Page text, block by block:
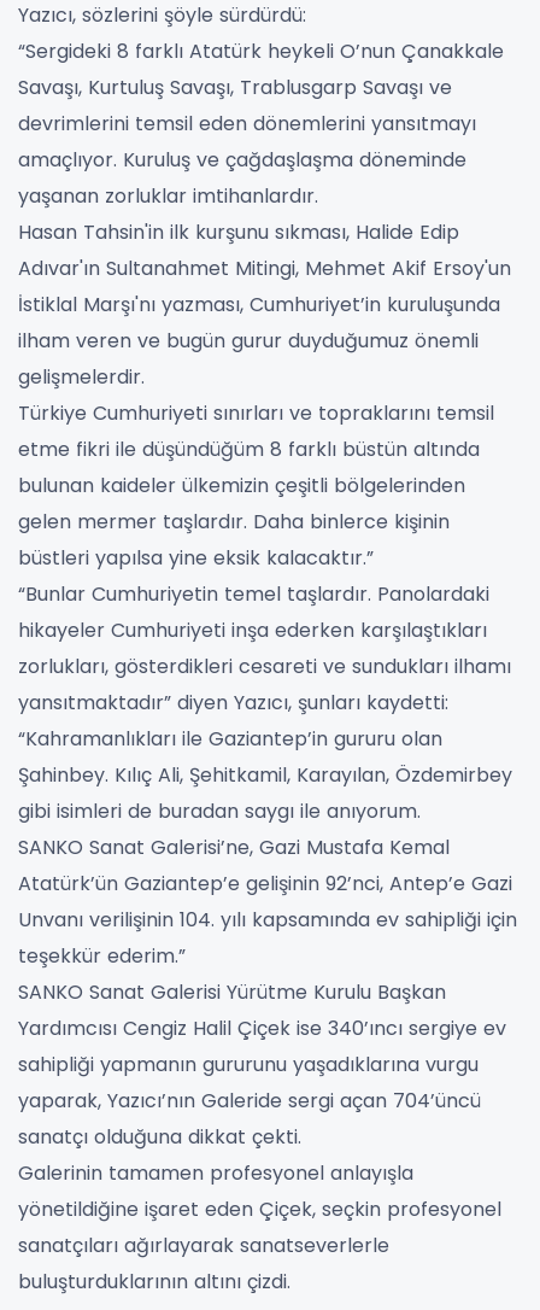
Yazıcı, sözlerini şöyle sürdürdü:
“Sergideki 8 farklı Atatürk heykeli O’nun Çanakkale
Savaşı, Kurtuluş Savaşı, Trablusgarp Savaşı ve
devrimlerini temsil eden dönemlerini yansıtmayı
amaçlıyor. Kuruluş ve çağdaşlaşma döneminde
yaşanan zorluklar imtihanlardır.
Hasan Tahsin'in ilk kurşunu sıkması, Halide Edip
Adıvar'ın Sultanahmet Mitingi, Mehmet Akif Ersoy'un
İstiklal Marşı'nı yazması, Cumhuriyet’in kuruluşunda
ilham veren ve bugün gurur duyduğumuz önemli
gelişmelerdir.
Türkiye Cumhuriyeti sınırları ve topraklarını temsil
etme fikri ile düşündüğüm 8 farklı büstün altında
bulunan kaideler ülkemizin çeşitli bölgelerinden
gelen mermer taşlardır. Daha binlerce kişinin
büstleri yapılsa yine eksik kalacaktır.”
“Bunlar Cumhuriyetin temel taşlardır. Panolardaki
hikayeler Cumhuriyeti inşa ederken karşılaştıkları
zorlukları, gösterdikleri cesareti ve sundukları ilhamı
yansıtmaktadır” diyen Yazıcı, şunları kaydetti:
“Kahramanlıkları ile Gaziantep’in gururu olan
Şahinbey. Kılıç Ali, Şehitkamil, Karayılan, Özdemirbey
gibi isimleri de buradan saygı ile anıyorum.
SANKO Sanat Galerisi’ne, Gazi Mustafa Kemal
Atatürk’ün Gaziantep’e gelişinin 92’nci, Antep’e Gazi
Unvanı verilişinin 104. yılı kapsamında ev sahipliği için
teşekkür ederim.”
SANKO Sanat Galerisi Yürütme Kurulu Başkan
Yardımcısı Cengiz Halil Çiçek ise 340’ıncı sergiye ev
sahipliği yapmanın gururunu yaşadıklarına vurgu
yaparak, Yazıcı’nın Galeride sergi açan 704’üncü
sanatçı olduğuna dikkat çekti.
Galerinin tamamen profesyonel anlayışla
yönetildiğine işaret eden Çiçek, seçkin profesyonel
sanatçıları ağırlayarak sanatseverlerle
buluşturduklarının altını çizdi.